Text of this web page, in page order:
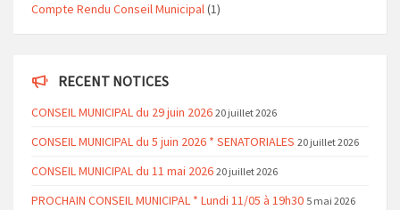
Compte Rendu Conseil Municipal(1)
RECENT NOTICES
CONSEIL MUNICIPAL du 29 juin 2026 20 juillet 2026
CONSEIL MUNICIPAL du 5 juin 2026 * SENATORIALES 20 juillet 2026
CONSEIL MUNICIPAL du 11 mai 2026 20 juillet 2026
PROCHAIN CONSEIL MUNICIPAL * Lundi 11/05 à 19h30 5 mai 2026